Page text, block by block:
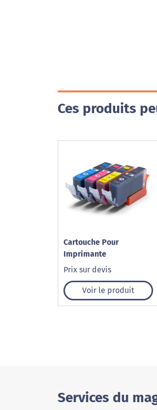
Ces produits
Cartouche Pour
Imprimante
Prix sur devis
Voir le produit
Services du